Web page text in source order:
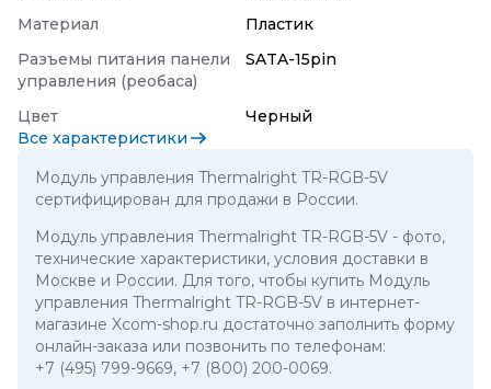
Материал
Пластик
Разъемы питания панели
управления (реобаса)
SATA-15pin
Цвет
Черный
Все характеристики
Модуль управления Thermalright TR-RGB-5V
сертифицирован для продажи в России.
Модуль управления Thermalright TR-RGB-5V - фото,
технические характеристики, условия доставки в
Москве и России. Для того, чтобы купить Модуль
управления Thermalright TR-RGB-5V в интернет-
магазине Xcom-shop.ru достаточно заполнить форму
онлайн-заказа или позвонить по телефонам:
+7 (495) 799-9669, +7 (800) 200-0069.